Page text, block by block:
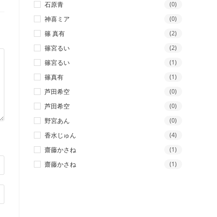
石原青 (0)
神喜ミア (0)
篠 真有 (2)
篠宮るい (2)
篠宮るい (1)
篠真有 (1)
芦田希空 (0)
芦田希空 (0)
野宮あん (0)
香水じゅん (4)
齋藤かさね (1)
齋藤かさね (1)